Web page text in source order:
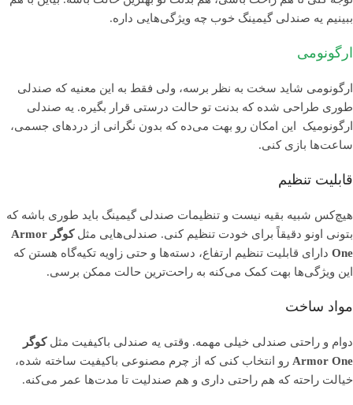
ببینیم یه صندلی گیمینگ خوب چه ویژگی‌هایی داره.
ارگونومی
ارگونومی شاید سخت به نظر برسه، ولی فقط به این معنیه که صندلی
طوری طراحی شده که بدنت تو حالت درستی قرار بگیره. یه صندلی
ارگونومیک این امکان رو بهت می‌ده که بدون نگرانی از دردهای جسمی،
ساعت‌ها بازی کنی.
قابلیت تنظیم
هیچ‌کس شبیه بقیه نیست و تنظیمات صندلی گیمینگ باید طوری باشه که
بتونی اونو دقیقاً برای خودت تنظیم کنی. صندلی‌هایی مثل
کوگر Armor
One دارای قابلیت تنظیم ارتفاع، دسته‌ها و حتی زاویه تکیه‌گاه هستن که
این ویژگی‌ها بهت کمک می‌کنه به راحت‌ترین حالت ممکن برسی.
مواد ساخت
دوام و راحتی صندلی خیلی مهمه. وقتی یه صندلی باکیفیت مثلکوگر
Armor One رو انتخاب کنی که از چرم مصنوعی باکیفیت ساخته شده،
خیالت راحته که هم راحتی داری و هم صندلیت تا مدت‌ها عمر می‌کنه.